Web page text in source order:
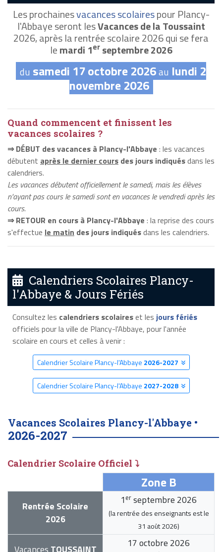
Les prochainesvacances scolairespour Plancy-
l'Abbaye seront lesVacances de la Toussaint
2026, après la rentrée scolaire 2026 qui se fera
lemardi 1erseptembre 2026
du samedi 17 octobre 2026au lundi 2
novembre 2026
Quand commencent et finissent les
vacances scolaires ?
⇒ DÉBUT des vacances à Plancy-l'Abbaye : les vacances
débutent après le dernier cours des jours indiquésdans les
calendriers.
Les vacances débutent officiellement le samedi, mais les élèves
n'ayant pas cours le samedi sont en vacances le vendredi après les
cours.
⇒ RETOUR en cours à Plancy-l'Abbaye : la reprise des cours
s'effectue le matin des jours indiquésdans les calendriers.
Calendriers Scolaires Plancy-
l'Abbaye & Jours Fériés
Consultez les calendriers scolaireset les jours fériés
officiels pour la ville de Plancy-l'Abbaye, pour l'année
scolaire en cours et celles à venir :
Calendrier Scolaire Plancy-l'Abbaye 2026-2027
Calendrier Scolaire Plancy-l'Abbaye 2027-2028
Vacances Scolaires Plancy-l'Abbaye •
2026-2027
Calendrier Scolaire Officiel ⤵
Zone B
Rentrée Scolaire
2026
1 er septembre 2026
(la rentrée des enseignants est le
31 août 2026)
17 octobre 2026